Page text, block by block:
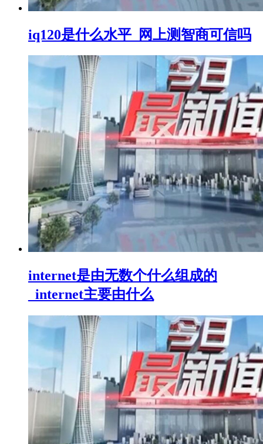
iq120是什么水平_网上测智商可信吗
internet是由无数个什么组成的
_internet主要由什么